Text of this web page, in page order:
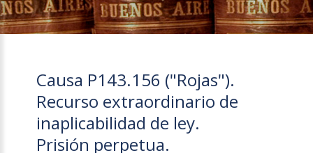
Causa P143.156 ("Rojas").
Recurso extraordinario de
inaplicabilidad de ley.
Prisión perpetua.